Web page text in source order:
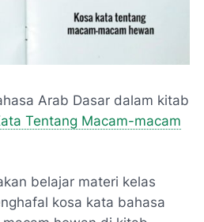
Arab Dasar dalam kitab
Tentang Macam-macam
belajar materi kelas
kosa kata bahasa